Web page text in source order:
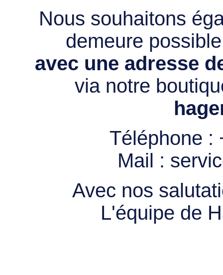
Nous souhaitons
demeure
avec une adresse
via notre
Téléphone :
Mail :
Avec nos
L'équipe de